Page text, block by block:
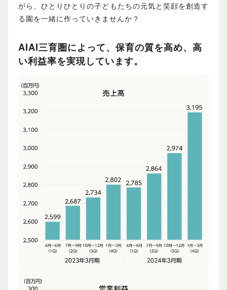
がら、ひとりひとりの子どもたちの元気と笑顔を創造す
る園を一緒に作っていきませんか？
AIAI三育圏によって、保育の質を高め、高
い利益率を実現しています。